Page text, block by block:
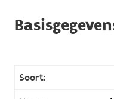
Soort: